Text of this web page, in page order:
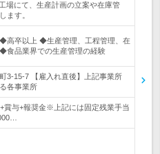
場にて、生産計画の立案や在庫管
ます。
高卒以上 ◆生産管理、工程管理、在
食品業界での生産管理の経験
3-15-7 【雇入れ直後】上記事業所
各事業所
賞与+報奨金※上記には固定残業手当